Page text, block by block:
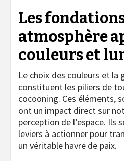
Les
atmosphère
couleurs et
Le choix des couleurs et la
constituent les piliers de
cocooning. Ces éléments,
ont un impact direct sur
perception de l’espace. Ils
leviers à actionner pour
un véritable havre de paix.